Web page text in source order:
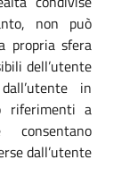
non può
propria sfera
dell’utente
in
riferimenti a
dall’utente